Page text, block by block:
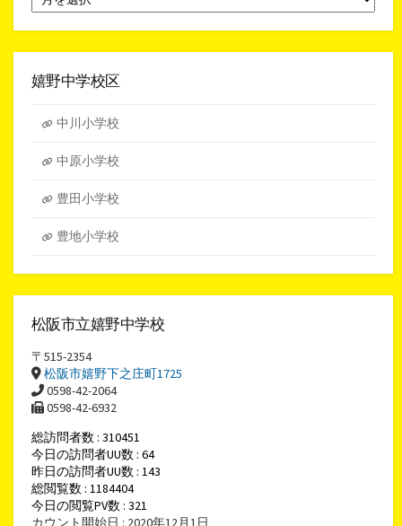
別
ア
イ
嬉野中学校区
中川小学校
中原小学校
豊田小学校
豊地小学校
松阪市立嬉野中学校
〒515-2354
松阪市嬉野下之庄町1725
0598-42-2064
0598-42-6932
総訪問者数 : 310451
今日の訪問者UU数 : 64
昨日の訪問者UU数 : 143
総閲覧数 : 1184404
今日の閲覧PV数 : 321
カウント開始日 : 2020年12月1日